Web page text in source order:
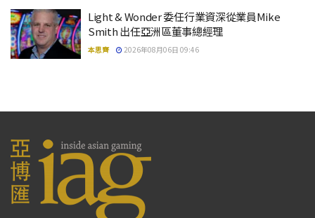
Light & Wonder 委任行業資深從業員Mike
Smith 出任亞洲區董事總經理
本思齊 2026年08月06日 09:46